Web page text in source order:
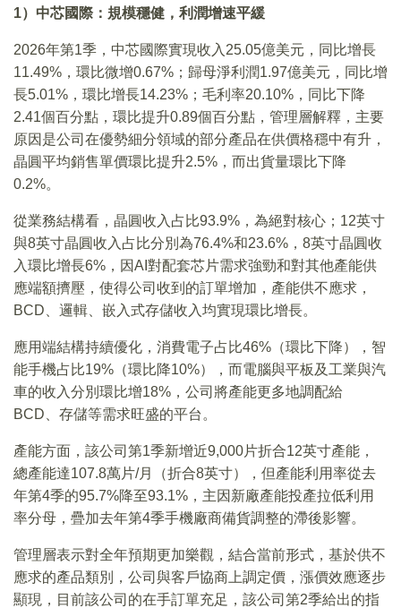
1）中芯國際：規模穩健，利潤增速平緩
2026年第1季，中芯國際實現收入25.05億美元，同比增長
11.49%，環比微增0.67%；歸母淨利潤1.97億美元，同比增
長5.01%，環比增長14.23%；毛利率20.10%，同比下降
2.41個百分點，環比提升0.89個百分點，管理層解釋，主要
原因是公司在優勢細分領域的部分產品在供價格穩中有升，
晶圓平均銷售單價環比提升2.5%，而出貨量環比下降
0.2%。
從業務結構看，晶圓收入占比93.9%，為絕對核心；12英寸
與8英寸晶圓收入占比分別為76.4%和23.6%，8英寸晶圓收
入環比增長6%，因AI對配套芯片需求強勁和對其他產能供
應端額擠壓，使得公司收到的訂單增加，產能供不應求，
BCD、邏輯、嵌入式存儲收入均實現環比增長。
應用端結構持續優化，消費電子占比46%（環比下降），智
能手機占比19%（環比降10%），而電腦與平板及工業與汽
車的收入分別環比增18%，公司將產能更多地調配給
BCD、存儲等需求旺盛的平台。
產能方面，該公司第1季新增近9,000片折合12英寸產能，
總產能達107.8萬片/月（折合8英寸），但產能利用率從去
年第4季的95.7%降至93.1%，主因新廠產能投產拉低利用
率分母，疊加去年第4季手機廠商備貨調整的滯後影響。
管理層表示對全年預期更加樂觀，結合當前形式，基於供不
應求的產品類別，公司與客戶協商上調定價，漲價效應逐步
顯現，目前該公司的在手訂單充足，該公司第2季給出的指